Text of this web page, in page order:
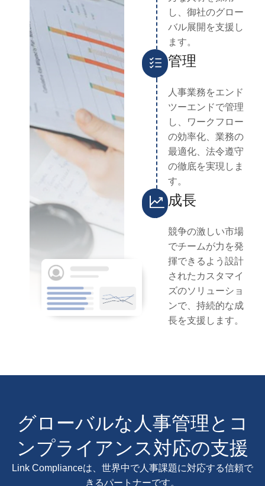
し、御社のグロー
バル展開を支援し
ます。
管理
人事業務をエンド
ツーエンドで管理
し、ワークフロー
の効率化、業務の
最適化、法令遵守
の徹底を実現しま
す。
成長
競争の激しい市場
でチームが力を発
揮できるよう設計
されたカスタマイ
ズのソリューショ
ンで、持続的な成
長を支援します。
グローバルな人事管理とコ
ンプライアンス対応の支援
Link Complianceは、世界中で人事課題に対応する信頼で
きるパートナーです。